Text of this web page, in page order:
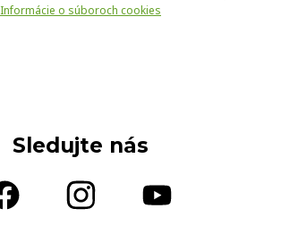
Informácie o súboroch cookies
Sledujte nás